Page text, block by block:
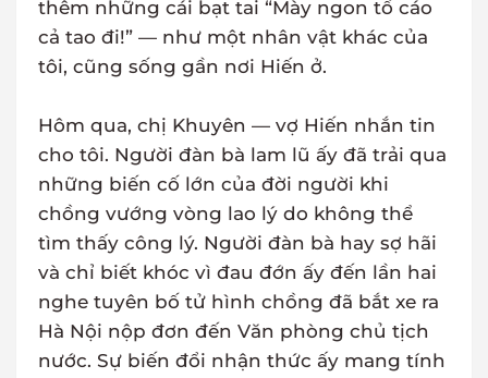
thêm những cái bạt tai “Mày ngon tố cáo
cả tao đi!” — như một nhân vật khác của
tôi, cũng sống gần nơi Hiến ở.
Hôm qua, chị Khuyên — vợ Hiến nhắn tin
cho tôi. Người đàn bà lam lũ ấy đã trải qua
những biến cố lớn của đời người khi
chồng vướng vòng lao lý do không thể
tìm thấy công lý. Người đàn bà hay sợ hãi
và chỉ biết khóc vì đau đớn ấy đến lần hai
nghe tuyên bố tử hình chồng đã bắt xe ra
Hà Nội nộp đơn đến Văn phòng chủ tịch
nước. Sự biến đổi nhận thức ấy mang tính